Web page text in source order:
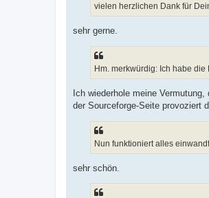
vielen herzlichen Dank für
sehr gerne.
Hm. merkwürdig: Ich habe
Ich wiederhole meine
der Sourceforge-Seite provoziert
Nun funktioniert alles
sehr schön.